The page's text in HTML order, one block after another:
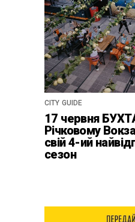
CITY GUIDE
17 червня
Річковому
свій 4-ий
сезон